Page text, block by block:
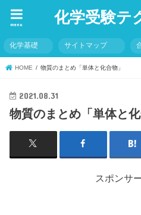
化学受験テ
menu
化学基礎 サイトマップ
HOME 物質のまとめ「単体と化合物」
2021.08.31
物質のまとめ「単体と化
スポンサ